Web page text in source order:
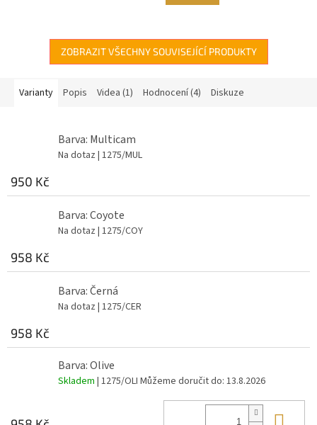
ZOBRAZIT VŠECHNY SOUVISEJÍCÍ PRODUKTY
Varianty Popis Videa (1) Hodnocení (4) Diskuze
Barva: Multicam
Na dotaz | 1275/MUL
950 Kč
Barva: Coyote
Na dotaz | 1275/COY
958 Kč
Barva: Černá
Na dotaz | 1275/CER
958 Kč
Barva: Olive
Skladem | 1275/OLI Můžeme doručit do: 13.8.2026